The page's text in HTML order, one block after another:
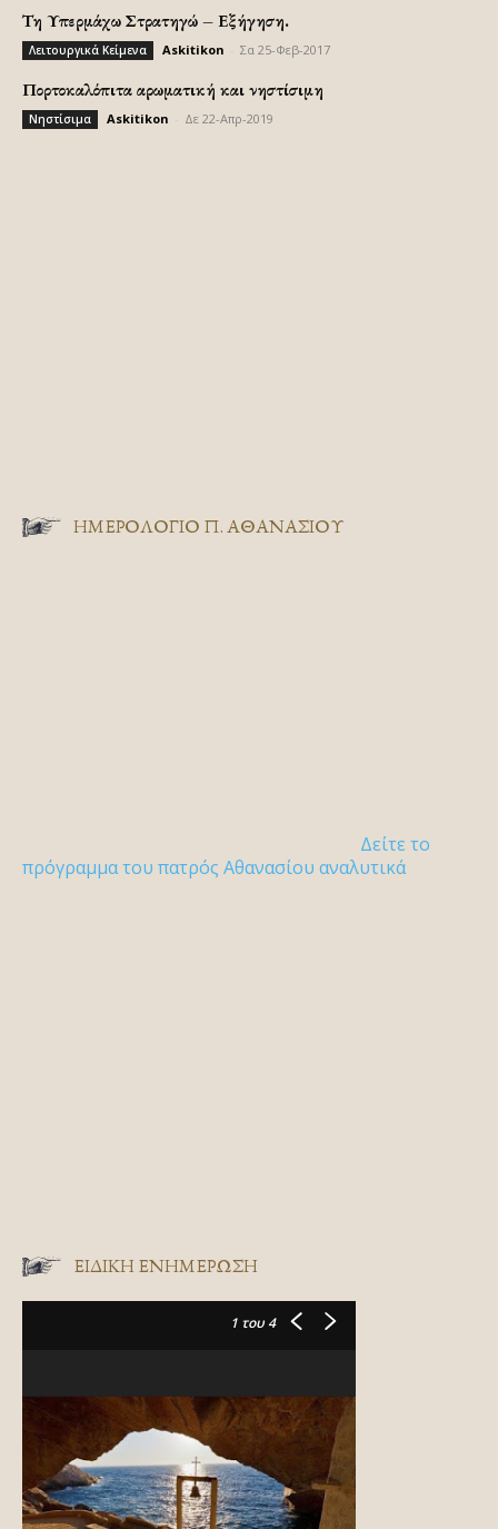
Τη Υπερμάχω Στρατηγώ – Εξήγηση.
Λειτουργικά Κείμενα Askitikon Σα 25-Φεβ-2017
Πορτοκαλόπιτα αρωματική και νηστίσιμη
Νηστίσιμα Askitikon Δε 22-Απρ-2019
ΗΜΕΡΟΛΟΓΙΟ Π. ΑΘΑΝΑΣΙΟΥ
Δείτε το
πρόγραμμα του πατρός Αθανασίου αναλυτικά
ΕΙΔΙΚΉ ΕΝΗΜΈΡΩΣΗ
1 του 4